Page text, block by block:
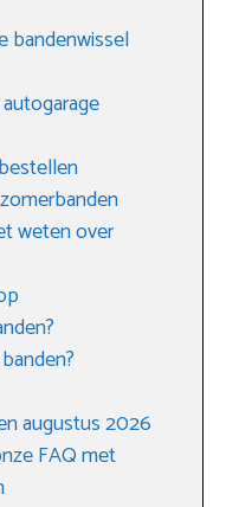
bandenwissel
weten over
augustus 2026
FAQ met